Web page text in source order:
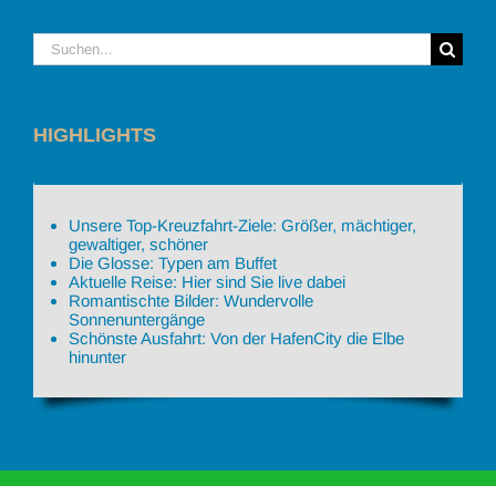
Suche
nach:
HIGHLIGHTS
Unsere Top-Kreuzfahrt-Ziele: Größer, mächtiger,
gewaltiger, schöner
Die Glosse: Typen am Buffet
Aktuelle Reise: Hier sind Sie live dabei
Romantischte Bilder: Wundervolle
Sonnenuntergänge
Schönste Ausfahrt: Von der HafenCity die Elbe
hinunter